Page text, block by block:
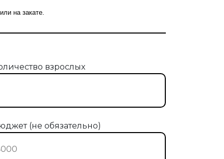
на закате.
взрослых
(не обязательно)